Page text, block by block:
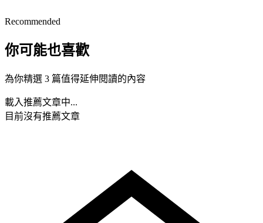
Recommended
你可能也喜歡
為你精選 3 篇值得延伸閱讀的內容
載入推薦文章中...
目前沒有推薦文章